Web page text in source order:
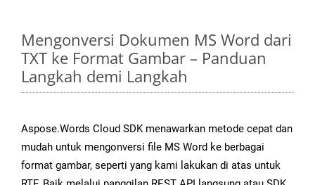
Mengonversi Dokumen MS Word dari
TXT ke Format Gambar – Panduan
Langkah demi Langkah
Aspose.Words Cloud SDK menawarkan metode cepat dan
mudah untuk mengonversi file MS Word ke berbagai
format gambar, seperti yang kami lakukan di atas untuk